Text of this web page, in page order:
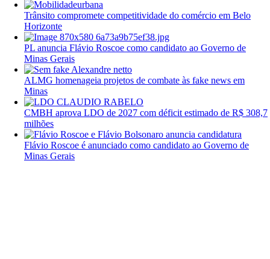
Trânsito compromete competitividade do comércio em Belo
Horizonte
PL anuncia Flávio Roscoe como candidato ao Governo de
Minas Gerais
ALMG homenageia projetos de combate às fake news em
Minas
CMBH aprova LDO de 2027 com déficit estimado de R$ 308,7
milhões
Flávio Roscoe é anunciado como candidato ao Governo de
Minas Gerais